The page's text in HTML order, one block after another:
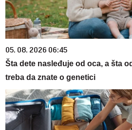
05. 08. 2026 06:45
Šta dete nasleđuje od oca, a šta
treba da znate o genetici